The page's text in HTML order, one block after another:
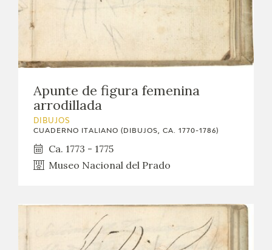
Apunte de figura femenina
arrodillada
DIBUJOS
CUADERNO ITALIANO (DIBUJOS, CA. 1770-1786)
Ca. 1773 - 1775
Museo Nacional del Prado